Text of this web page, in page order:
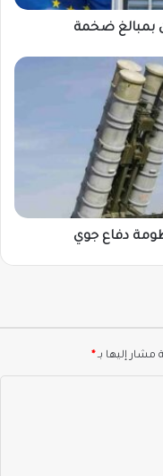
بمبالغ ضخمة
دفاع جوي
مشار إليها بـ *